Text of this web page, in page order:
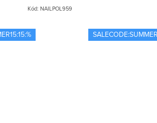
Kód: NAILPOL959